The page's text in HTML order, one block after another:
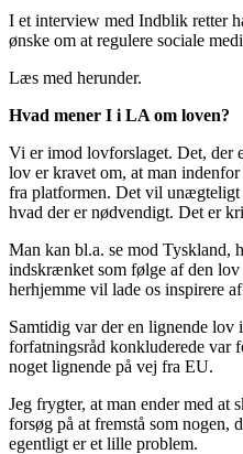
I et interview med Indblik retter
ønske om at regulere sociale
Læs med herunder.
Hvad mener I i LA om loven?
Vi er imod lovforslaget. Det, der
lov er kravet om, at man
fra platformen. Det vil unægteligt
hvad der er nødvendigt. Det er
Man kan bl.a. se mod Tyskland,
indskrænket som følge af den lov
herhjemme vil lade os inspirere
Samtidig var der en lignende lov
forfatningsråd konkluderede var
noget lignende på vej fra EU.
Jeg frygter, at man ender med at
forsøg på at fremstå som nogen,
egentligt er et lille problem.